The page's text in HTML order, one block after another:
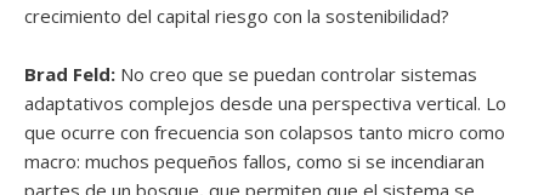
crecimiento del capital riesgo con la sostenibilidad?
Brad Feld: No creo que se puedan controlar sistemas
adaptativos complejos desde una perspectiva vertical. Lo
que ocurre con frecuencia son colapsos tanto micro como
macro: muchos pequeños fallos, como si se incendiaran
partes de un bosque, que permiten que el sistema se